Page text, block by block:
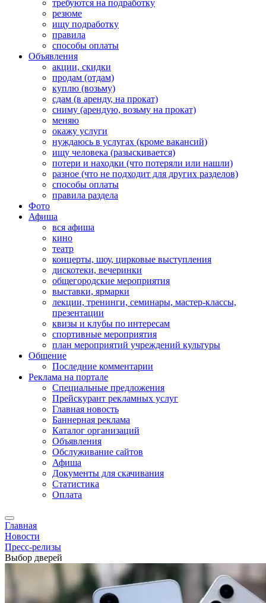
требуются на подработку
резюме
ищу подработку
правила
способы оплаты
Объявления
акции, скидки
продам (отдам)
куплю (возьму)
сдам (в аренду, на прокат)
сниму (арендую, возьму на прокат)
меняю
окажу услуги
нуждаюсь в услугах (кроме вакансий)
ищу человека (разыскивается)
потери и находки (что потеряли или нашли)
разное (что не подходит для других разделов)
способы оплаты
правила раздела
Фото
Афиша
вся афиша
кино
театр
концерты, шоу, цирковые выступления
дискотеки, вечеринки
общегородские мероприятия
выставки, ярмарки
лекции, тренинги, семинары, мастер-классы,
презентации
квизы и клубы по интересам
спортивные мероприятия
план мероприятий учреждений культуры
Общение
Последние комментарии
Реклама на портале
Специальные предложения
Прейскурант рекламных услуг
Главная новость
Баннерная реклама
Каталог организаций
Объявления
Обслуживание сайтов
Афиша
Документы для скачивания
Статистика
Оплата
Главная
Новости
Пресс-релизы
Выбор дверей